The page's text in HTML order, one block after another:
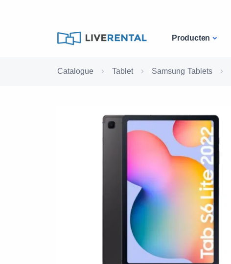
Producten
Catalogue Tablet Samsung Tablets